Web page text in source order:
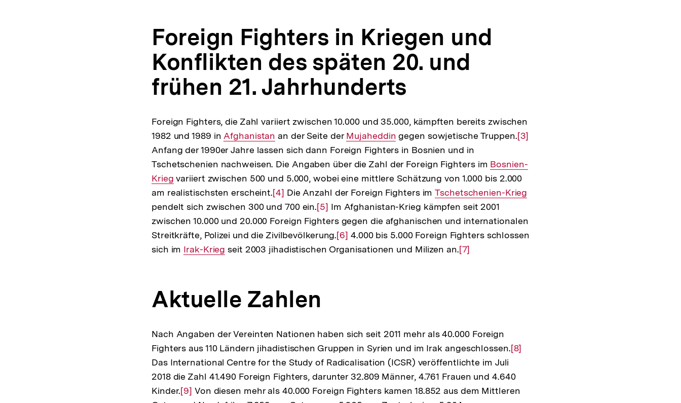
Foreign Fighters in Kriegen und
Konflikten des späten 20. und
frühen 21. Jahrhunderts
Foreign Fighters, die Zahl variiert zwischen 10.000 und 35.000, kämpften bereits zwischen
1982 und 1989 in Interner
Link:
Afghanistan an der Seite derInterner
Link:
Mujaheddin gegen sowjetische Truppen.Zur
der
Fußnote
[3]
Anfang der 1990er Jahre lassen sich dann Foreign Fighters in Bosnien und in
Tschetschenien nachweisen. Die Angaben über die Zahl der Foreign Fighters im Interner
Link:
Bosnien-
Krieg variiert zwischen 500 und 5.000, wobei eine mittlere Schätzung von 1.000 bis 2.000
am realistischsten erscheint.Zur
Auflösung
der
Fußnote
[4] Die Anzahl der Foreign Fighters imInterner
Link:
Tschetschenien-Krieg
pendelt sich zwischen 300 und 700 ein.Zur
Auflösung
der
Fußnote
[5] Im Afghanistan-Krieg kämpfen seit 2001
zwischen 10.000 und 20.000 Foreign Fighters gegen die afghanischen und internationalen
Streitkräfte, Polizei und die Zivilbevölkerung.Zur
Auflösung
[6] 4.000 bis 5.000 Foreign Fighters schlossen
sich im Interner
Irak-Krieg seit 2003 jihadistischen Organisationen und Milizen an.Zur
[7]
Aktuelle Zahlen
Nach Angaben der Vereinten Nationen haben sich seit 2011 mehr als 40.000 Foreign
Fighters aus 110 Ländern jihadistischen Gruppen in Syrien und im Irak angeschlossen.Zur
der
Fußnote
[8]
Das International Centre for the Study of Radicalisation (ICSR) veröffentlichte im Juli
2018 die Zahl 41.490 Foreign Fighters, darunter 32.809 Männer, 4.761 Frauen und 4.640
Kinder.Zur
[9] Von diesen mehr als 40.000 Foreign Fighters kamen 18.852 aus dem Mittleren